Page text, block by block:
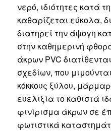
νερό, ιδιότητες κατά
καθαρίζεται εύκολα,
διατηρεί την άψογη
στην καθημερινή
άκρων PVC
σχεδίων, που
κόκκους ξύλου,
ευελιξία το καθιστά
φινίρισμα άκρων σε
φωτιστικά